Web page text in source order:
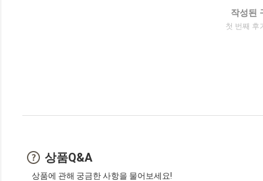
작성된
첫 번째 후
상품Q&A
상품에 관해 궁금한 사항을 물어보세요!